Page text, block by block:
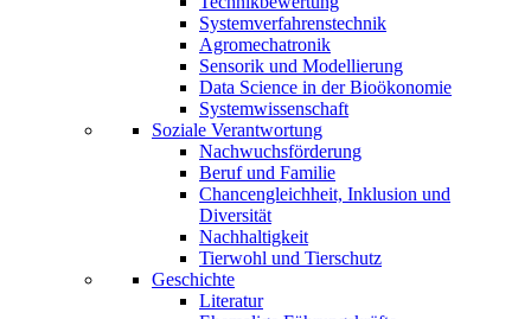
Systemverfahrenstechnik
Agromechatronik
Sensorik und Modellierung
Data Science in der Bioökonomie
Systemwissenschaft
Soziale Verantwortung
Nachwuchsförderung
Beruf und Familie
Chancengleichheit, Inklusion und
Diversität
Nachhaltigkeit
Tierwohl und Tierschutz
Geschichte
Literatur